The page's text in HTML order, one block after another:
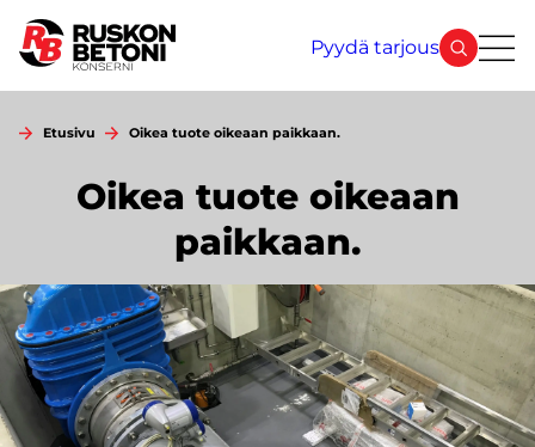
sisältöön
Pyydä tarjous
Etusivu Oikea tuote oikeaan paikkaan.
Oikea tuote oikeaan
paikkaan.